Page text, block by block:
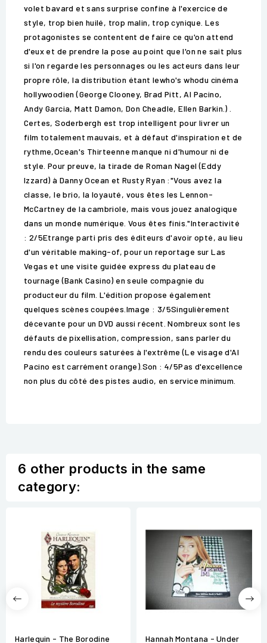
volet bavard et sans surprise confine à l'exercice de
style, trop bien huilé, trop malin, trop cynique. Les
protagonistes se contentent de faire ce qu'on attend
d'eux et de prendre la pose au point que l'on ne sait plus
si l'on regarde les personnages ou les acteurs dans leur
propre rôle, la distribution étant lewho's whodu cinéma
hollywoodien (George Clooney, Brad Pitt, Al Pacino,
Andy Garcia, Matt Damon, Don Cheadle, Ellen Barkin.) .
Certes, Soderbergh est trop intelligent pour livrer un
film totalement mauvais, et à défaut d'inspiration et de
rythme,Ocean's Thirteenne manque ni d'humour ni de
style. Pour preuve, la tirade de Roman Nagel (Eddy
Izzard) à Danny Ocean et Rusty Ryan :"Vous avez la
classe, le brio, la loyauté, vous êtes les Lennon-
McCartney de la cambriole, mais vous jouez analogique
dans un monde numérique. Vous êtes finis."Interactivité
: 2/5Etrange parti pris des éditeurs d'avoir opté, au lieu
d'un véritable making-of, pour un reportage sur Las
Vegas et une visite guidée express du plateau de
tournage (Bank Casino) en seule compagnie du
producteur du film. L'édition propose également
quelques scènes coupées.Image : 3/5Singulièrement
décevante pour un DVD aussi récent. Nombreux sont les
défauts de pixellisation, compression, sans parler du
rendu des couleurs saturées à l'extrême (Le visage d'Al
Pacino est carrément orange).Son : 4/5Pas d'excellence
non plus du côté des pistes audio, en service minimum.
6 other products in the same
category:
Harlequin - The Borodine
Hannah Montana - Under